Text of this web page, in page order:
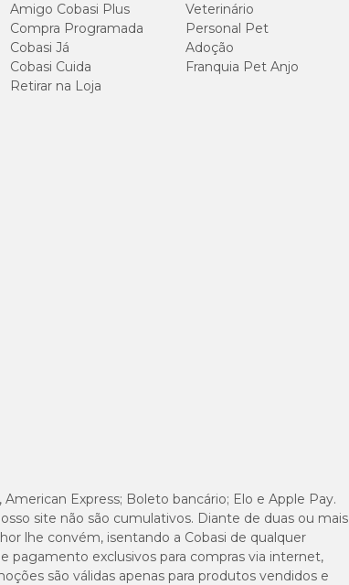
Amigo Cobasi Plus
Compra Programada
Cobasi Já
Cobasi Cuida
Retirar na Loja
Veterinário
Personal Pet
Adoção
Franquia Pet Anjo
American Express; Boleto bancário; Elo e Apple Pay.
site não são cumulativos. Diante de duas ou mais
lhe convém, isentando a Cobasi de qualquer
pagamento exclusivos para compras via internet,
são válidas apenas para produtos vendidos e